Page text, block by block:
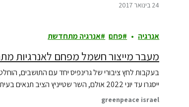
24 בינואר 2017
אנרגיה פחם אנרגיה מתחדשת
מעבר מייצור חשמל מפחם לאנרגיות
ייסגרו עד יוני 2022 אולם, השר שטייניץ הציב תנאים בעיתיים לסגירה.
greenpeace israel